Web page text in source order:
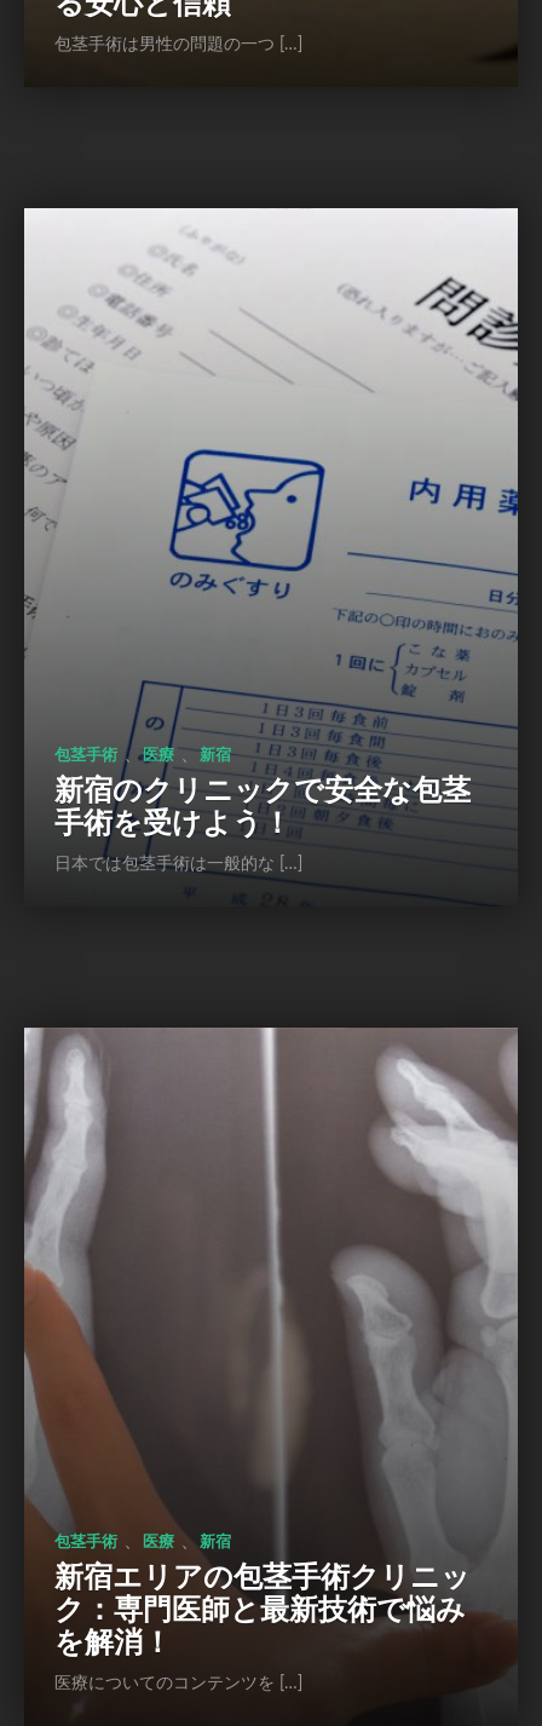
包茎手術は男性の問題の一つ […]
包茎手術 、医療 、新宿
新宿のクリニックで安全な包茎
手術を受けよう！
日本では包茎手術は一般的な […]
包茎手術 医療 、 新宿
新宿エリアの包茎手術クリニッ
ク：専門医師と最新技術で悩み
を解消！
医療についてのコンテンツを […]